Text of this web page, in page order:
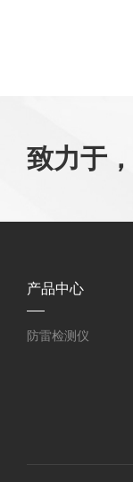
致力于，
产品中心
防雷检测仪